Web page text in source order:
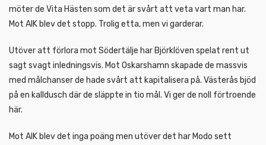
möter de Vita Hästen som det är svårt att veta vart man har.
Mot AIK blev det stopp. Trolig etta, men vi garderar.
Utöver att förlora mot Södertälje har Björklöven spelat rent ut
sagt svagt inledningsvis. Mot Oskarshamn skapade de massvis
med målchanser de hade svårt att kapitalisera på. Västerås bjöd
på en kalldusch där de släppte in tio mål. Vi ger de noll förtroende
här.
Mot AIK blev det inga poäng men utöver det har Modo sett